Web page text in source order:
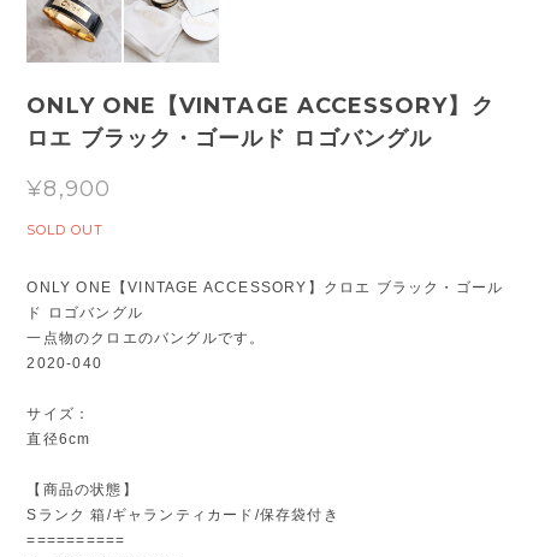
ONLY ONE【VINTAGE ACCESSORY】ク
ロエ ブラック・ゴールド ロゴバングル
¥8,900
SOLD OUT
ONLY ONE【VINTAGE ACCESSORY】クロエ ブラック・ゴール
ド ロゴバングル
一点物のクロエのバングルです。
2020-040
サイズ：
直径6cm
【商品の状態】
Sランク 箱/ギャランティカード/保存袋付き
==========